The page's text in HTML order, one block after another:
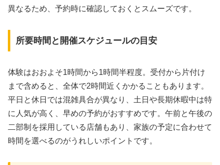
異なるため、予約時に確認しておくとスムーズです。
所要時間と開催スケジュールの目安
体験はおおよそ1時間から1時間半程度。受付から片付け
まで含めると、全体で2時間近くかかることもあります。
平日と休日では混雑具合が異なり、土日や長期休暇中は特
に人気が高く、早めの予約がおすすめです。午前と午後の
二部制を採用している店舗もあり、家族の予定に合わせて
時間を選べるのがうれしいポイントです。